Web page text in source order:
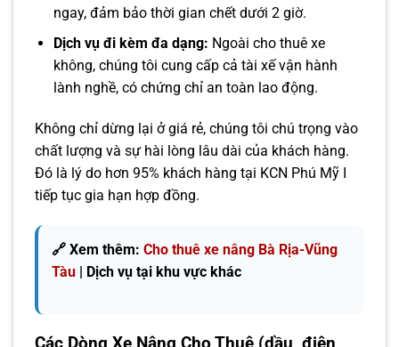
ngay, đảm bảo thời gian chết dưới 2 giờ.
Dịch vụ đi kèm đa dạng: Ngoài cho thuê xe
không, chúng tôi cung cấp cả tài xế vận hành
lành nghề, có chứng chỉ an toàn lao động.
Không chỉ dừng lại ở giá rẻ, chúng tôi chú trọng vào
chất lượng và sự hài lòng lâu dài của khách hàng.
Đó là lý do hơn 95% khách hàng tại KCN Phú Mỹ I
tiếp tục gia hạn hợp đồng.
🔗 Xem thêm: Cho thuê xe nâng Bà Rịa-Vũng
Tàu | Dịch vụ tại khu vực khác
Các Dòng Xe Nâng Cho Thuê (dầu, điện,